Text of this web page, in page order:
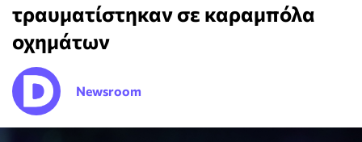
τραυματίστηκαν σε καραμπόλα
οχημάτων
Newsroom